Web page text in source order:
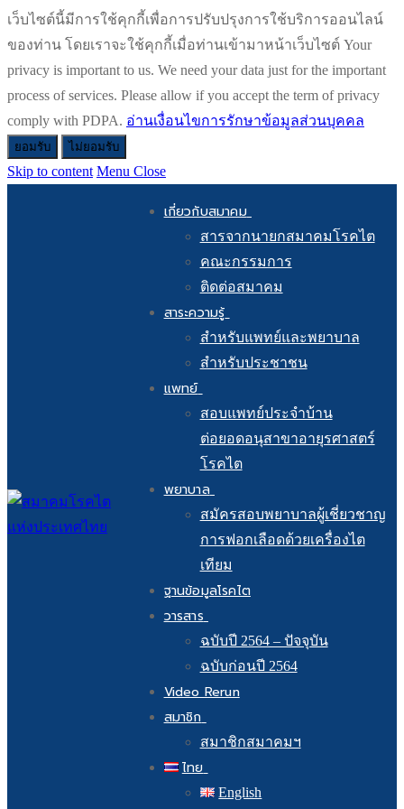
เว็บไซต์นี้มีการใช้คุกกี้เพื่อการปรับปรุงการใช้บริการออนไลน์
ของท่าน โดยเราจะใช้คุกกี้เมื่อท่านเข้ามาหน้าเว็บไซต์ Your
privacy is important to us. We need your data just for the important
process of services. Please allow if you accept the term of privacy
comply with PDPA. อ่านเงื่อนไขการรักษาข้อมูลส่วนบุคคล
ยอมรับ ไม่ยอมรับ
Skip to content Menu Close
เกี่ยวกับสมาคม
สารจากนายกสมาคมโรคไต
คณะกรรมการ
ติดต่อสมาคม
สาระความรู้
สำหรับแพทย์และพยาบาล
สำหรับประชาชน
แพทย์
สอบแพทย์ประจำบ้าน
ต่อยอดอนุสาขาอายุรศาสตร์
โรคไต
พยาบาล
สมัครสอบพยาบาลผู้เชี่ยวชาญ
การฟอกเลือดด้วยเครื่องไต
เทียม
ฐานข้อมูลโรคไต
วารสาร
ฉบับปี 2564 – ปัจจุบัน
ฉบับก่อนปี 2564
Video Rerun
สมาชิก
สมาชิกสมาคมฯ
ไทย
English